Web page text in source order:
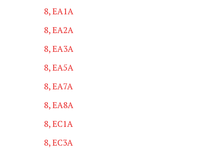
8, EA1A
8, EA2A
8, EA3A
8, EA5A
8, EA7A
8, EA8A
8, EC1A
8, EC3A